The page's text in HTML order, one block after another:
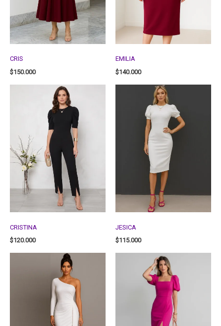
CRIS
$150.000
EMILIA
$140.000
CRISTINA
$120.000
JESICA
$115.000